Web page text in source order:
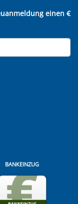
einen €
BANKEINZUG